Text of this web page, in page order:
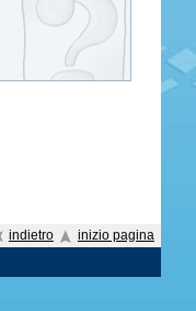
indietro
inizio pagina